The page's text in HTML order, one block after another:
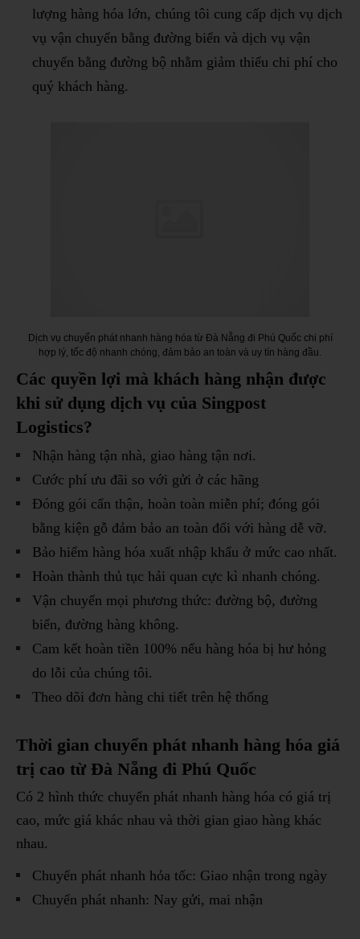
lượng hàng hóa lớn, chúng tôi cung cấp dịch vụ dịch
vụ vận chuyển bằng đường biển và dịch vụ vận
chuyển bằng đường bộ nhằm giảm thiểu chi phí cho
quý khách hàng.
Dịch vụ chuyển phát nhanh hàng hóa từ Đà Nẵng đi Phú Quốc chi phí
hợp lý, tốc độ nhanh chóng, đảm bảo an toàn và uy tín hàng đầu.
Các quyền lợi mà khách hàng nhận được
khi sử dụng dịch vụ của Singpost
Logistics?
Nhận hàng tận nhà, giao hàng tận nơi.
Cước phí ưu đãi so với gửi ở các hãng
Đóng gói cẩn thận, hoàn toàn miễn phí; đóng gói
bằng kiện gỗ đảm bảo an toàn đối với hàng dễ vỡ.
Bảo hiểm hàng hóa xuất nhập khẩu ở mức cao nhất.
Hoàn thành thủ tục hải quan cực kì nhanh chóng.
Vận chuyển mọi phương thức: đường bộ, đường
biển, đường hàng không.
Cam kết hoàn tiền 100% nếu hàng hóa bị hư hỏng
do lỗi của chúng tôi.
Theo dõi đơn hàng chi tiết trên hệ thống
Thời gian chuyển phát nhanh hàng hóa giá
trị cao từ Đà Nẵng đi Phú Quốc
Có 2 hình thức chuyển phát nhanh hàng hóa có giá trị
cao, mức giá khác nhau và thời gian giao hàng khác
nhau.
Chuyển phát nhanh hỏa tốc: Giao nhận trong ngày
Chuyển phát nhanh: Nay gửi, mai nhận